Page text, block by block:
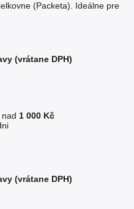
(Packeta). Ideálne pre
(vrátane DPH)
1 000 Kč
(vrátane DPH)